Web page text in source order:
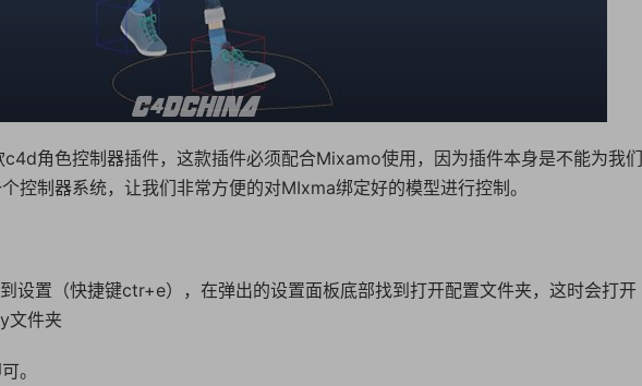
角色控制器插件，这款插件必须配合Mixamo使用，因为插件本身是不能为我们
控制器系统，让我们非常方便的对MIxma绑定好的模型进行控制。
设置（快捷键ctr+e），在弹出的设置面板底部找到打开配置文件夹，这时会打开
文件夹
。